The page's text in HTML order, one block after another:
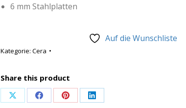
6 mm Stahlplatten
Auf die Wunschliste
Kategorie: Cera
Share this product
Share Share Share Share